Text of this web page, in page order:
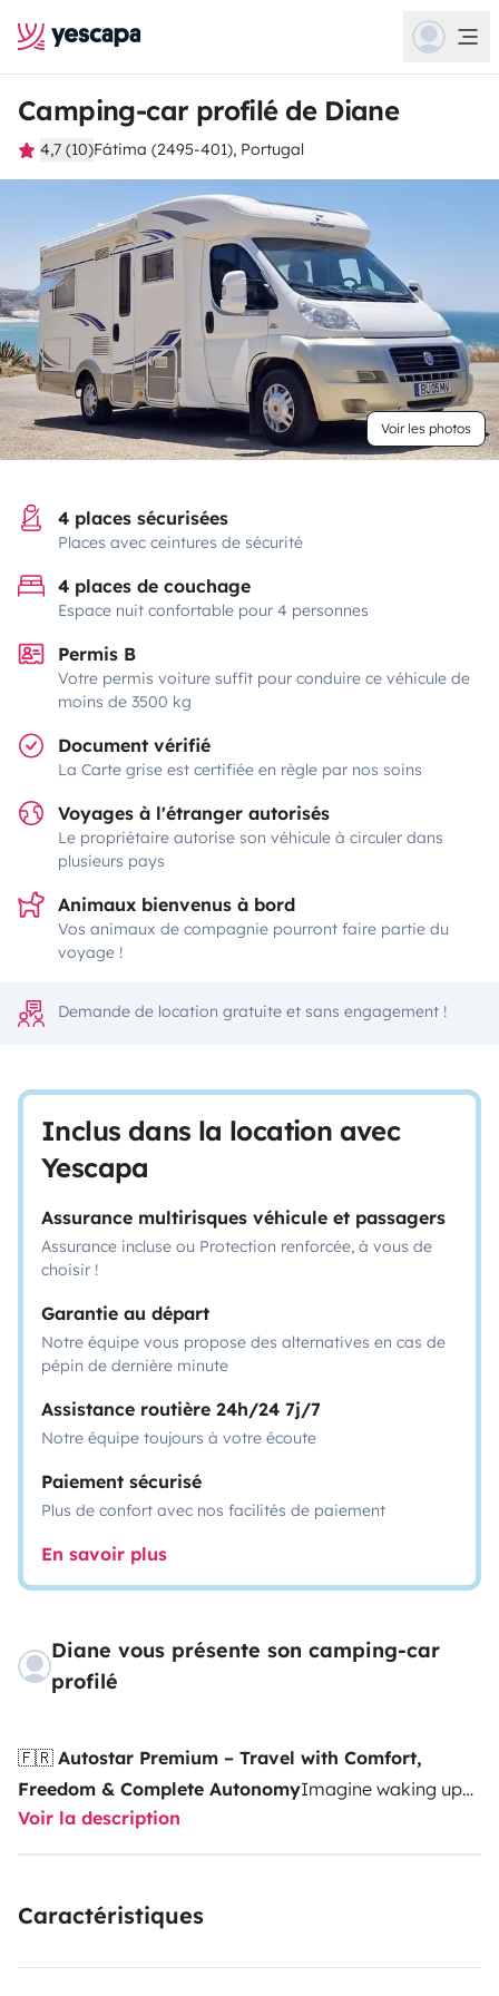
Camping-car profilé de Diane
4,7 (10)Fátima (2495-401), Portugal
Voir les photos
4 places sécurisées
Places avec ceintures de sécurité
4 places de couchage
Espace nuit confortable pour 4 personnes
Permis B
Votre permis voiture suffit pour conduire ce véhicule de
moins de 3500 kg
Document vérifié
La Carte grise est certifiée en règle par nos soins
Voyages à l'étranger autorisés
Le propriétaire autorise son véhicule à circuler dans
plusieurs pays
Animaux bienvenus à bord
Vos animaux de compagnie pourront faire partie du
voyage !
Demande de location gratuite et sans engagement !
Inclus dans la location avec
Yescapa
Assurance multirisques véhicule et passagers
Assurance incluse ou Protection renforcée, à vous de
choisir !
Garantie au départ
Notre équipe vous propose des alternatives en cas de
pépin de dernière minute
Assistance routière 24h/24 7j/7
Notre équipe toujours à votre écoute
Paiement sécurisé
Plus de confort avec nos facilités de paiement
En savoir plus
Diane vous présente son camping-car
profilé
🇫🇷 Autostar Premium – Travel with Comfort,
Freedom & Complete AutonomyImagine waking up
to a breathtaking sea view, enjoying breakfast
surrounded by nature, and setting off on a new
the experience our French-built
Voir la description
Caractéristiques